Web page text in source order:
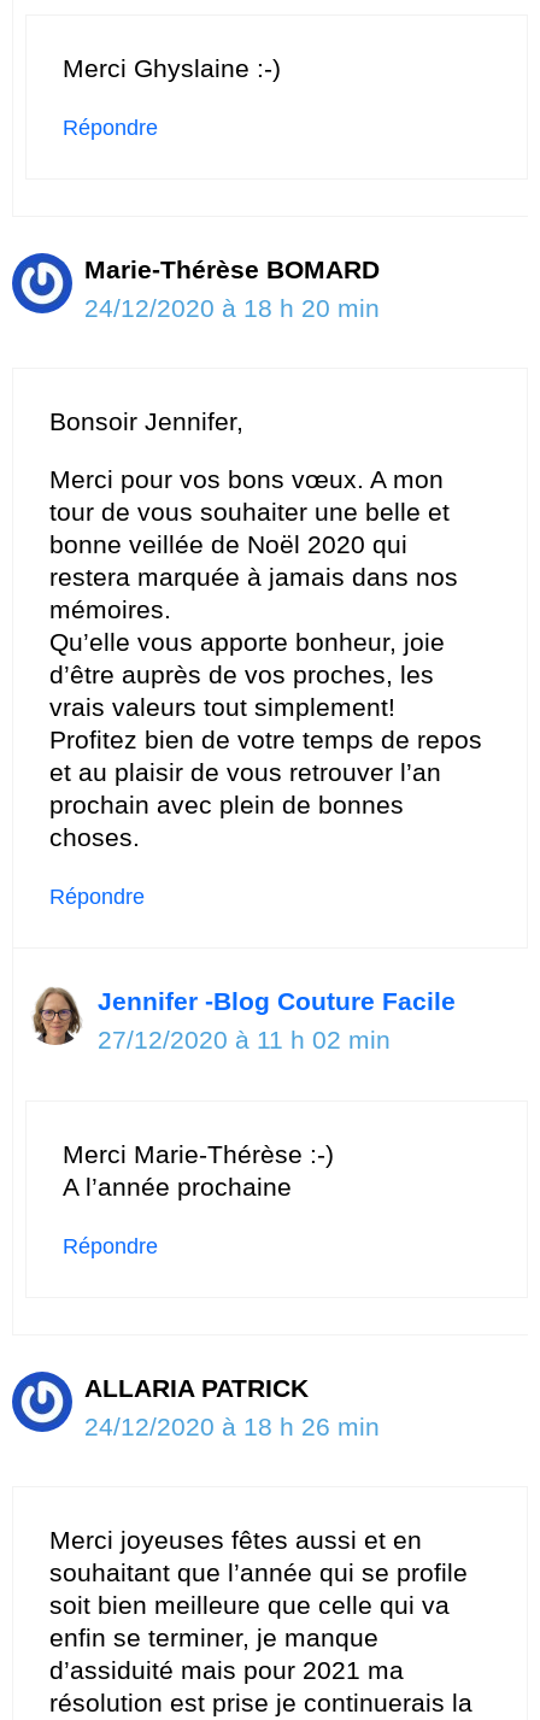
Merci Ghyslaine :-)
Répondre
Marie-Thérèse BOMARD
24/12/2020 à 18 h 20 min
Bonsoir Jennifer,
Merci pour vos bons vœux. A mon
tour de vous souhaiter une belle et
bonne veillée de Noël 2020 qui
restera marquée à jamais dans nos
mémoires.
Qu’elle vous apporte bonheur, joie
d’être auprès de vos proches, les
vrais valeurs tout simplement!
Profitez bien de votre temps de repos
et au plaisir de vous retrouver l’an
prochain avec plein de bonnes
choses.
Répondre
Jennifer -Blog Couture Facile
27/12/2020 à 11 h 02 min
Merci Marie-Thérèse :-)
A l’année prochaine
Répondre
ALLARIA PATRICK
24/12/2020 à 18 h 26 min
Merci joyeuses fêtes aussi et en
souhaitant que l’année qui se profile
soit bien meilleure que celle qui va
enfin se terminer, je manque
d’assiduité mais pour 2021 ma
résolution est prise je continuerais la